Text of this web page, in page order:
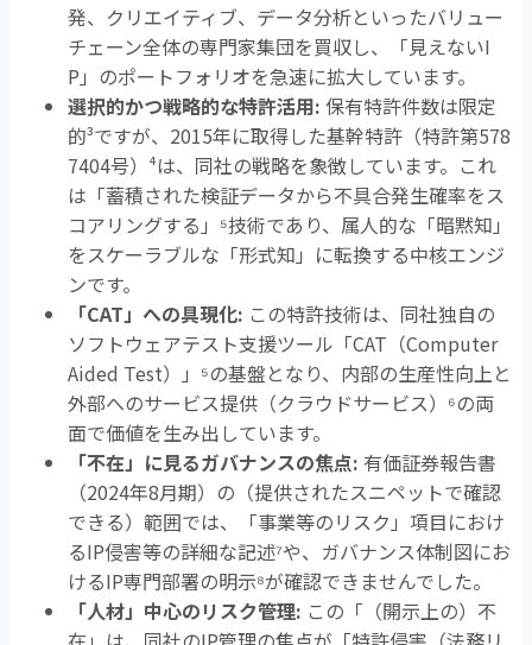
発、クリエイティブ、データ分析といったバリュー
チェーン全体の専門家集団を買収し、「見えないI
P 」のポートフォリオを急速に拡大しています。
選択的かつ戦略的な特許活用: 保有特許件数は限定
的³ですが、 2015年に取得した基幹特許（特許第578
7404号） ⁴は、同社の戦略を象徴しています。これ
は「蓄積された検証データから不具合発生確率をス
コアリングする」 ⁵技術であり、属人的な「暗黙知」
をスケーラブルな「形式知」に転換する中核エンジ
ンです。
「CAT」への具現化: この特許技術は、同社独自の
ソフトウェアテスト支援ツール「CAT （Computer
Aided Test）」 ⁵の基盤となり、内部の生産性向上と
外部へのサービス提供（クラウドサービス） ⁶の両
面で価値を生み出しています。
「不在」に見るガバナンスの焦点: 有価証券報告書
（2024年8月期）の（提供されたスニペットで確認
できる）範囲では、「事業等のリスク」項目におけ
るIP侵害等の詳細な記述⁷や、ガバナンス体制図にお
けるIP専門部署の明示⁸が確認できませんでした。
「人材」中心のリスク管理: この「（開示上の）不